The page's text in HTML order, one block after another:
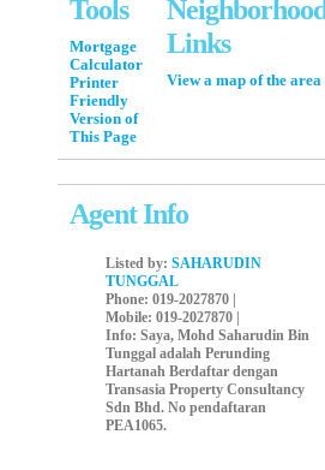
Tools
Mortgage
Calculator
Printer
Friendly
Version of
This Page
Neighborhood
Links
View a map of the area
Agent Info
Listed by:SAHARUDIN
TUNGGAL
Phone: 019-2027870 |
Mobile: 019-2027870 |
Info: Saya, Mohd Saharudin Bin
Tunggal adalah Perunding
Hartanah Berdaftar dengan
Transasia Property Consultancy
Sdn Bhd. No pendaftaran
PEA1065.